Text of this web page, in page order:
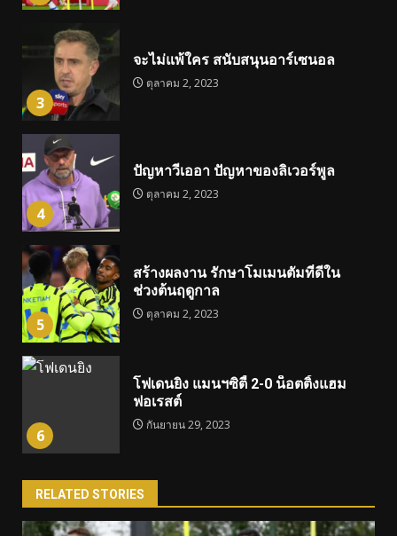
3
จะไม่แพ้ใคร สนับสนุนอาร์เซนอล
ตุลาคม 2, 2023
4
ปัญหาวีเออา ปัญหาของลิเวอร์พูล
ตุลาคม 2, 2023
5
สร้างผลงาน รักษาโมเมนตัมที่ดีใน
ช่วงต้นฤดูกาล
ตุลาคม 2, 2023
6
โฟเดนยิง แมนฯซิตี้ 2-0 น็อตติ้งแฮม
ฟอเรสต์
กันยายน 29, 2023
RELATED STORIES